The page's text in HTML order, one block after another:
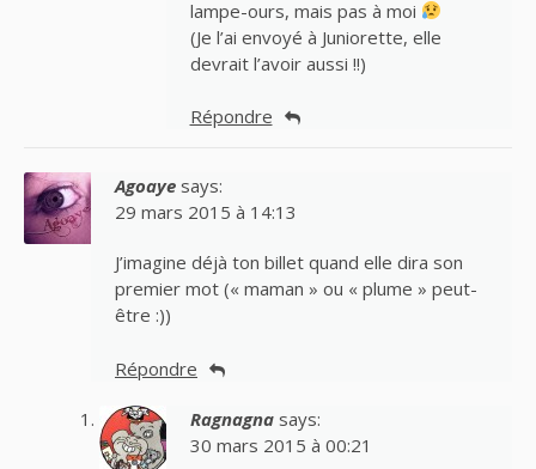
lampe-ours, mais pas à moi
(Je l’ai envoyé à Juniorette, elle
devrait l’avoir aussi !!)
Répondre
Agoaye says:
29 mars 2015 à 14:13
J’imagine déjà ton billet quand elle dira son
premier mot (« maman » ou « plume » peut-
être :))
Répondre
Ragnagna says:
30 mars 2015 à 00:21